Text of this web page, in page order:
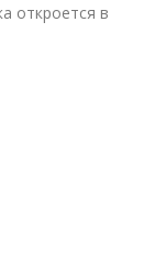
откроется в